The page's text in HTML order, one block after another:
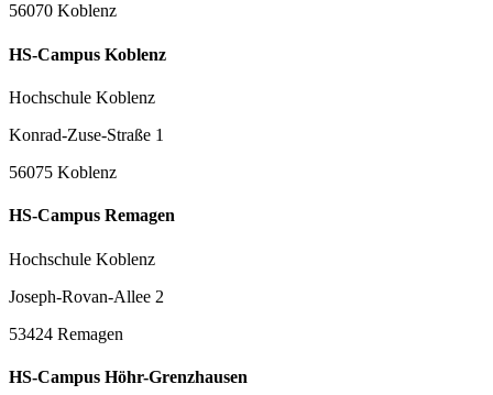
56070 Koblenz
HS-Campus Koblenz
Hochschule Koblenz
Konrad-Zuse-Straße 1
56075 Koblenz
HS-Campus Remagen
Hochschule Koblenz
Joseph-Rovan-Allee 2
53424 Remagen
HS-Campus Höhr-Grenzhausen